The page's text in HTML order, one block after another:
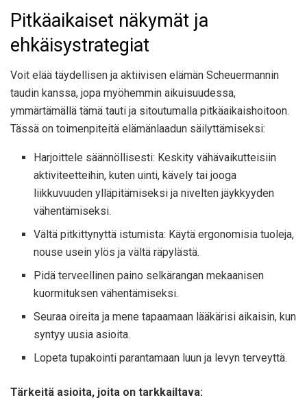
Pitkäaikaiset näkymät ja
ehkäisystrategiat
Voit elää täydellisen ja aktiivisen elämän Scheuermannin
taudin kanssa, jopa myöhemmin aikuisuudessa,
ymmärtämällä tämä tauti ja sitoutumalla pitkäaikaishoitoon.
Tässä on toimenpiteitä elämänlaadun säilyttämiseksi:
Harjoittele säännöllisesti: Keskity vähävaikutteisiin
aktiviteetteihin, kuten uinti, kävely tai jooga
liikkuvuuden ylläpitämiseksi ja nivelten jäykkyyden
vähentämiseksi.
Vältä pitkittynyttä istumista: Käytä ergonomisia tuoleja,
nouse usein ylös ja vältä räpylästä.
Pidä terveellinen paino selkärangan mekaanisen
kuormituksen vähentämiseksi.
Seuraa oireita ja mene tapaamaan lääkärisi aikaisin, kun
syntyy uusia asioita.
Lopeta tupakointi parantamaan luun ja levyn terveyttä.
Tärkeitä asioita, joita on tarkkailtava: